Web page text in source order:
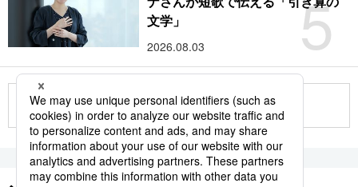
5
文学」
2026.08.03
もっと見る